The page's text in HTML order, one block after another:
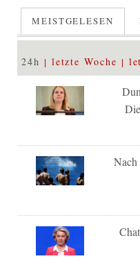
MEISTGELESEN
24h letzte Woche